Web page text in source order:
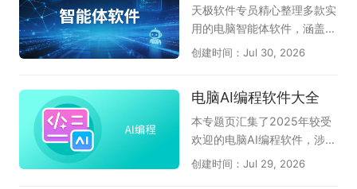
半功倍的智慧办公。本专题为
大家整理了一批实用的电脑AI
办公软件，如文档处理的WP
S AI、智能对话的豆包AI助
见，以及扣子、博思AIPPT、
360AI办公、Cherry Studio
等工具，帮助你找到适合自己
展，不懂就问AI，真正体会到
了AI与人协同的魅力。本专题
共收集了DClaw、TRAE Wor
端较好用的AI软件，希望对大
家有帮助。如果您觉得好用的
话，可以收藏本专题。如果在
请联系软件客服反馈。（此专
天极软件专员精心整理多款实
用的电脑智能体软件，涵盖Q
Claw、AiPy爱派、WorkBud
体应用，助力办公、创作、高
效算力赋能电脑智能操作，一
站式了解热门电脑智能体工
具。
创建时间：Jul 30, 2026
电脑AI编程软件大全
本专题页汇集了2025年较受
欢迎的电脑AI编程软件，涉及
CodeBuddy腾讯云代码助
创建时间：Jul 29, 2026